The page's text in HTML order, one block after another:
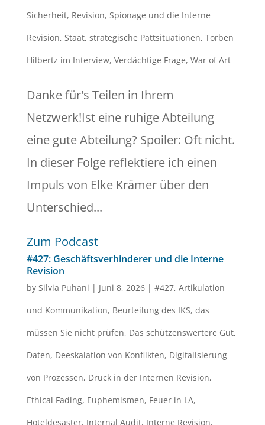
Sicherheit, Revision, Spionage und die Interne
Revision, Staat, strategische Pattsituationen, Torben
Hilbertz im Interview, Verdächtige Frage, War of Art
Danke für's Teilen in Ihrem
Netzwerk!Ist eine ruhige Abteilung
eine gute Abteilung? Spoiler: Oft nicht.
In dieser Folge reflektiere ich einen
Impuls von Elke Krämer über den
Unterschied...
Zum Podcast
#427: Geschäftsverhinderer und die Interne
Revision
by Silvia Puhani | Juni 8, 2026| #427, Artikulation
und Kommunikation, Beurteilung des IKS, das
müssen Sie nicht prüfen, Das schützenswertere Gut,
Daten, Deeskalation von Konflikten, Digitalisierung
von Prozessen, Druck in der Internen Revision,
Ethical Fading, Euphemismen, Feuer in LA,
Hoteldesaster, Internal Audit, Interne Revision,